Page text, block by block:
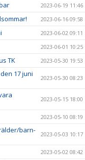
2023-06-19 11:46
2023-06-16 09:58
2023-06-02 09:11
2023-06-01 10:25
TK 2023-05-30 19:53
17 juni
2023-05-30 08:23
2023-05-15 18:00
2023-05-10 08:19
barn-
2023-05-03 10:17
2023-05-02 08:42